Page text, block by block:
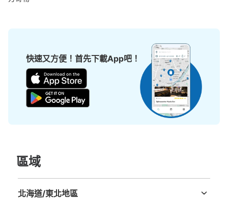
可保管的行李數
現金, ICカード
快速又方便！首先下載App吧！
區域
北海道/東北地區